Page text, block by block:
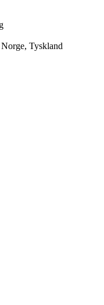
Tyskland